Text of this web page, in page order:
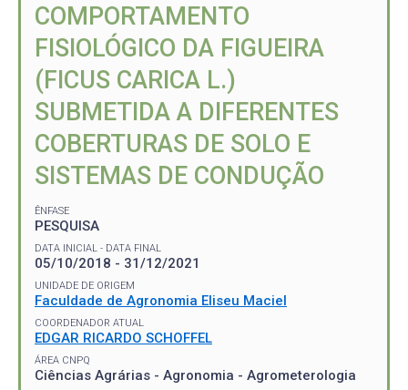
COMPORTAMENTO
FISIOLÓGICO DA FIGUEIRA
(FICUS CARICA L.)
SUBMETIDA A DIFERENTES
COBERTURAS DE SOLO E
SISTEMAS DE CONDUÇÃO
ÊNFASE
PESQUISA
DATA INICIAL - DATA FINAL
05/10/2018 - 31/12/2021
UNIDADE DE ORIGEM
Faculdade de Agronomia Eliseu Maciel
COORDENADOR ATUAL
EDGAR RICARDO SCHOFFEL
ÁREA CNPQ
Ciências Agrárias - Agronomia - Agrometerologia